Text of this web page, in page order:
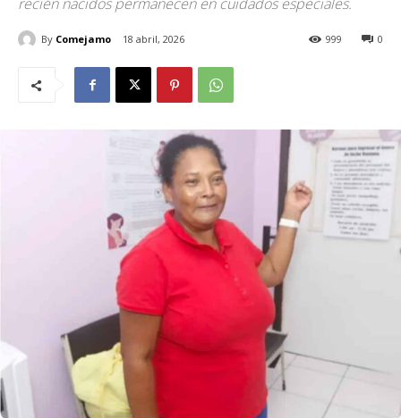
recién nacidos permanecen en cuidados especiales.
By Comejamo 18 abril, 2026 0
999